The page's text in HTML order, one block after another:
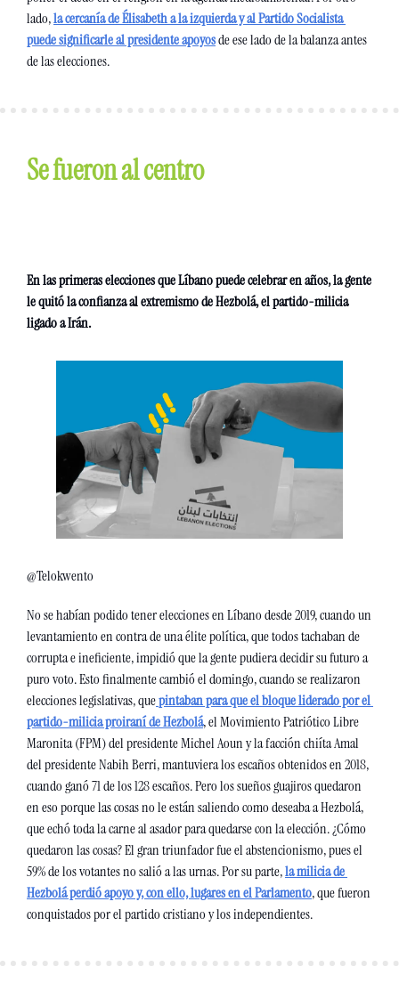
lado, la cercanía de Élisabeth a la izquierda y al Partido Socialista
puede significarle al presidente apoyos de ese lado de la balanza antes
de las elecciones.
Se fueron al centro
En las primeras elecciones que Líbano puede celebrar en años, la gente
le quitó la confianza al extremismo de Hezbolá, el partido-milicia
ligado a Irán.
@Telokwento
No se habían podido tener elecciones en Líbano desde 2019, cuando un
levantamiento en contra de una élite política, que todos tachaban de
corrupta e ineficiente, impidió que la gente pudiera decidir su futuro a
puro voto. Esto finalmente cambió el domingo, cuando se realizaron
elecciones legislativas, quepintaban para que el bloque liderado por el
partido-milicia proiraní de Hezbolá, el Movimiento Patriótico Libre
Maronita (FPM) del presidente Michel Aoun y la facción chiíta Amal
del presidente Nabih Berri, mantuviera los escaños obtenidos en 2018,
cuando ganó 71 de los 128 escaños. Pero los sueños guajiros quedaron
en eso porque las cosas no le están saliendo como deseaba a Hezbolá,
que echó toda la carne al asador para quedarse con la elección. ¿Cómo
quedaron las cosas? El gran triunfador fue el abstencionismo, pues el
59% de los votantes no salió a las urnas. Por su parte, la milicia de
Hezbolá perdió apoyo y, con ello, lugares en el Parlamento, que fueron
conquistados por el partido cristiano y los independientes.